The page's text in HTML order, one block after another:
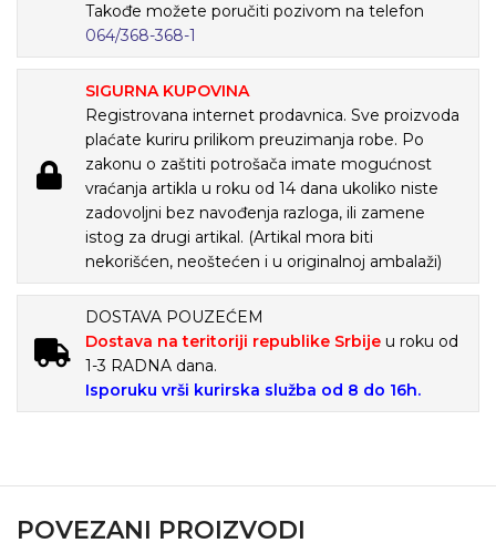
Takođe možete poručiti pozivom na telefon
064/368-368-1
SIGURNA KUPOVINA
Registrovana internet prodavnica. Sve proizvoda
plaćate kuriru prilikom preuzimanja robe. Po
zakonu o zaštiti potrošača imate mogućnost
vraćanja artikla u roku od 14 dana ukoliko niste
zadovoljni bez navođenja razloga, ili zamene
istog za drugi artikal. (Artikal mora biti
nekorišćen, neoštećen i u originalnoj ambalaži)
DOSTAVA POUZEĆEM
Dostava na teritoriji republike Srbije u roku od
1-3 RADNA dana.
Isporuku vrši kurirska služba od 8 do 16h.
POVEZANI PROIZVODI